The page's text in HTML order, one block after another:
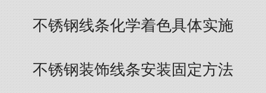
不锈钢线条化学着色具体实施
不锈钢装饰线条安装固定方法